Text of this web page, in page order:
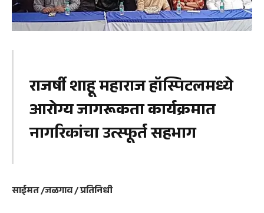
राजर्षी शाहू महाराज हॉस्पिटलमध्ये
आरोग्य जागरूकता कार्यक्रमात
नागरिकांचा उत्स्फूर्त सहभाग
साईमत /जळगाव / प्रतिनिधी